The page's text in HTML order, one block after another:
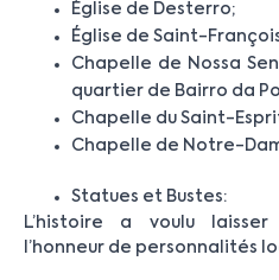
Église de Desterro;
Église de Saint-
Chapelle de Nossa
quartier de Bairro da
Chapelle du Saint-
Chapelle de Notre-
Statues et Bustes:
L’histoire a voulu
l’honneur de personnalités